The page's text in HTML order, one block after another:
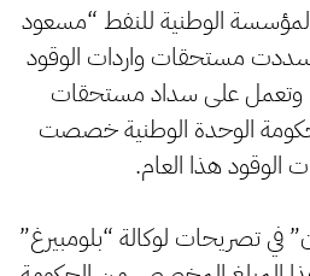
الوطنية للنفط “مسعود
مستحقات واردات الوقود
وتعمل على سداد مستحقات
حكومة الوحدة الوطنية خصصت
تصريحات لوكالة “بلومبيرغ”